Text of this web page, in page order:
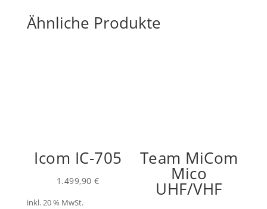
Ähnliche Produkte
Icom IC-705
1.499,90€
inkl. 20 % MwSt.
Team MiCom
Mico
UHF/VHF